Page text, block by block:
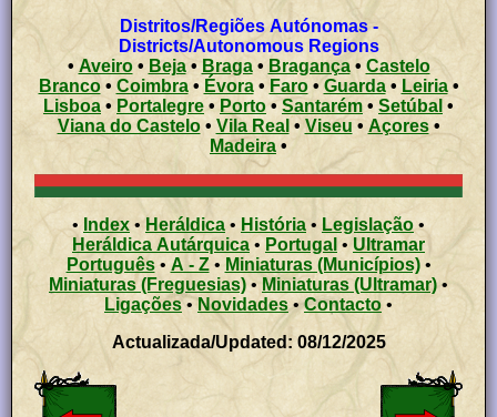
Distritos/Regiões Autónomas -
Districts/Autonomous Regions
• Aveiro• Beja•Braga• Bragança• Castelo
Branco• Coimbra• Évora• Faro•Guarda• Leiria•
Lisboa • Portalegre•Porto• Santarém • Setúbal •
Viana do Castelo• Vila Real •Viseu • Açores •
Madeira •
• Index • Heráldica • História • Legislação •
Heráldica Autárquica • Portugal • Ultramar
Português• A - Z• Miniaturas (Municípios)•
Miniaturas (Freguesias) • Miniaturas (Ultramar)•
Ligações•Novidades •Contacto •
Actualizada/Updated: 08/12/2025